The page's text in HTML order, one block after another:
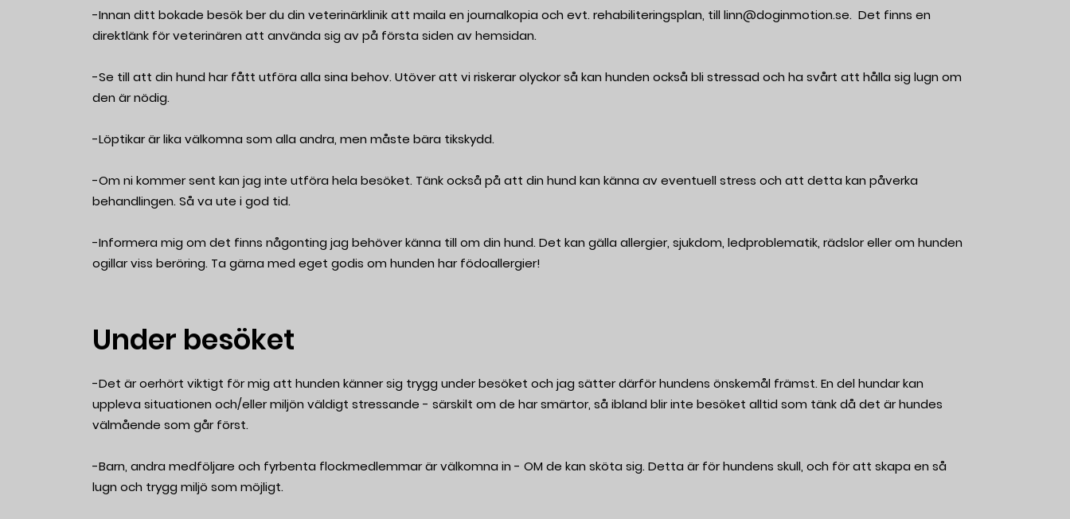
-Innan ditt bokade besök ber du din veterinärklinik att maila en journalkopia och evt. rehabiliteringsplan, till linn@doginmotion.se. Det finns en
direktlänk för veterinären att använda sig av på första siden av hemsidan.
-Se till att din hund har fått utföra alla sina behov. Utöver att vi riskerar olyckor så kan hunden också bli stressad och ha svårt att hålla sig lugn om
den är nödig.
-Löptikar är lika välkomna som alla andra, men måste bära tikskydd.
-Om ni kommer sent kan jag inte utföra hela besöket. Tänk också på att din hund kan känna av eventuell stress och att detta kan påverka
behandlingen. Så va ute i god tid.
-Informera mig om det finns någonting jag behöver känna till om din hund. Det kan gälla allergier, sjukdom, ledproblematik, rädslor eller om hunden
ogillar viss beröring. Ta gärna med eget godis om hunden har födoallergier!
Under besöket
-Det är oerhört viktigt för mig att hunden känner sig trygg under besöket och jag sätter därför hundens önskemål främst. En del hundar kan
uppleva situationen och/eller miljön väldigt stressande - särskilt om de har smärtor, så ibland blir inte besöket alltid som tänk då det är hundes
välmående som går först.
-Barn, andra medföljare och fyrbenta flockmedlemmar är välkomna in - OM de kan sköta sig. Detta är för hundens skull, och för att skapa en så
lugn och trygg miljö som möjligt.